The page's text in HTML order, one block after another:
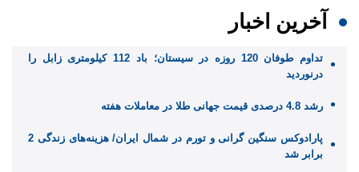
آخرین اخبار
تداوم طوفان 120 روزه در سیستان؛ باد 112 کیلومتری ‌زابل را
درنوردید
رشد 4.8 درصدی قیمت جهانی طلا در معاملات هفته
پارادوکس سنگین گرانی و تورم در شمال ایران/ هزینه‌های زندگی 2
برابر ‌شد